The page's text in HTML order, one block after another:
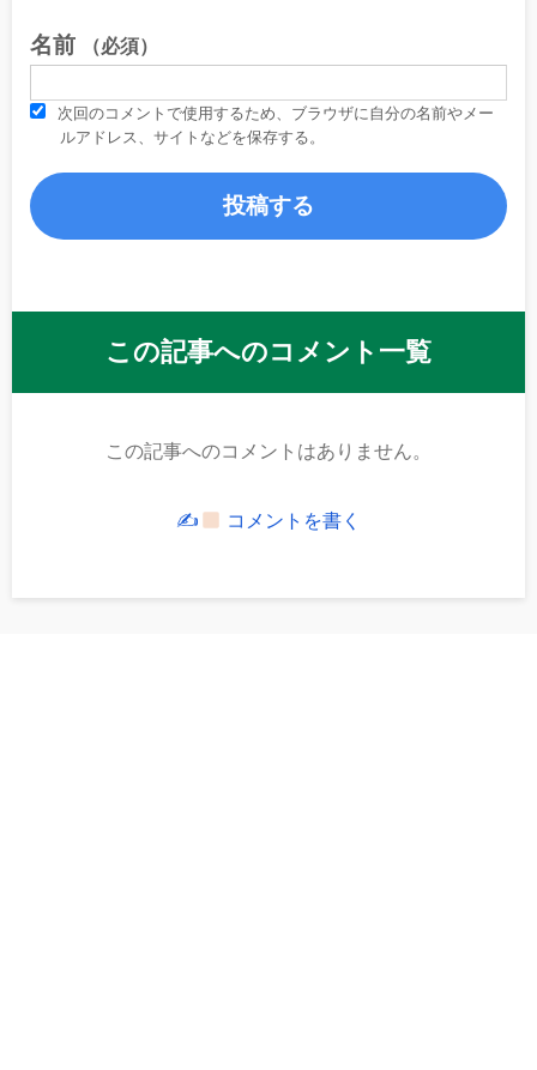
名前 （必須）
次回のコメントで使用するため、ブラウザに自分の名前やメー
ルアドレス、サイトなどを保存する。
この記事へのコメント一覧
この記事へのコメントはありません。
✍ コメントを書く